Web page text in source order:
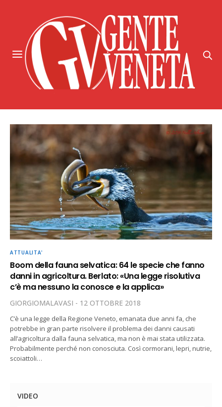
ATTUALITA'
Boom della fauna selvatica: 64 le specie che fanno
danni in agricoltura. Berlato: «Una legge risolutiva
c’è ma nessuno la conosce e la applica»
GIORGIOMALAVASI 12 OTTOBRE 2018
C’è una legge della Regione Veneto, emanata due anni fa, che
potrebbe in gran parte risolvere il problema dei danni causati
all’agricoltura dalla fauna selvatica, ma non è mai stata utilizzata.
Probabilmente perché non conosciuta. Così cormorani, lepri, nutrie,
scoiattoli…
VIDEO